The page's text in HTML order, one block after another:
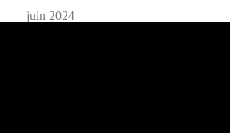
juin 2024